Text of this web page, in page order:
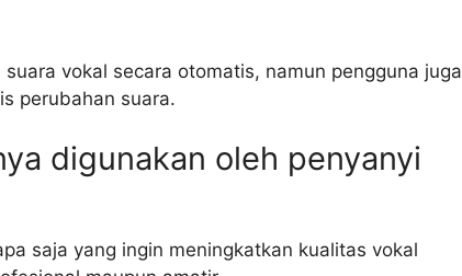
vokal secara otomatis, namun pengguna juga
perubahan suara.
digunakan oleh penyanyi
saja yang ingin meningkatkan kualitas vokal